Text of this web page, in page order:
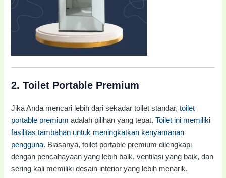
2.Toilet Portable Premium
Jika Anda mencari lebih dari sekadar toilet standar,toilet
portable premium adalah pilihan yang tepat.Toilet ini memiliki
fasilitas tambahan untuk meningkatkan kenyamanan
pengguna. Biasanya, toilet portable premium dilengkapi
dengan pencahayaan yang lebih baik, ventilasi yang baik, dan
sering kali memiliki desain interior yang lebih menarik.